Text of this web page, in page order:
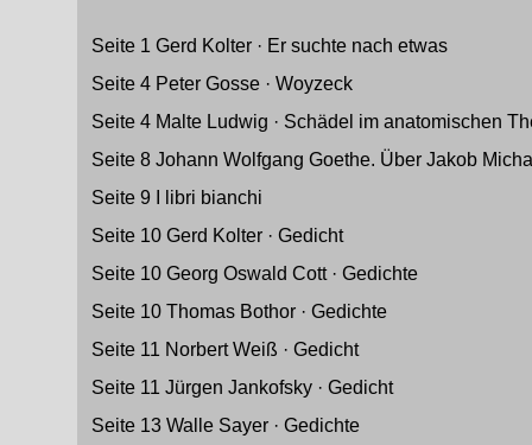
Seite 1 Gerd Kolter · Er suchte nach etwas
Seite 4 Peter Gosse · Woyzeck
Seite 4 Malte Ludwig · Schädel im anatomischen
Seite 8 Johann Wolfgang Goethe. Über Jakob
Seite 9 I libri bianchi
Seite 10 Gerd Kolter · Gedicht
Seite 10 Georg Oswald Cott · Gedichte
Seite 10 Thomas Bothor · Gedichte
Seite 11 Norbert Weiß · Gedicht
Seite 11 Jürgen Jankofsky · Gedicht
Seite 13 Walle Sayer · Gedichte